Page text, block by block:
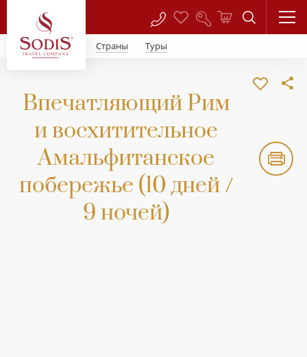
Страны Туры
Впечатляющий Рим
и восхитительное
Амальфитанское
побережье (10 дней /
9 ночей)